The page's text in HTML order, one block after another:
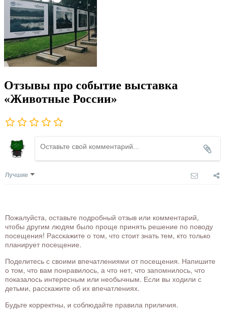
Отзывы про событие выставка
«Животные России»
Лучшие
Пожалуйста, оставьте подробный отзыв или комментарий,
чтобы другим людям было проще принять решение по поводу
посещения! Расскажите о том, что стоит знать тем, кто только
планирует посещение.
Поделитесь с своими впечатлениями от посещения. Напишите
о том, что вам понравилось, а что нет, что запомнилось, что
показалось интересным или необычным. Если вы ходили с
детьми, расскажите об их впечатлениях.
Будьте корректны, и соблюдайте правила приличия.